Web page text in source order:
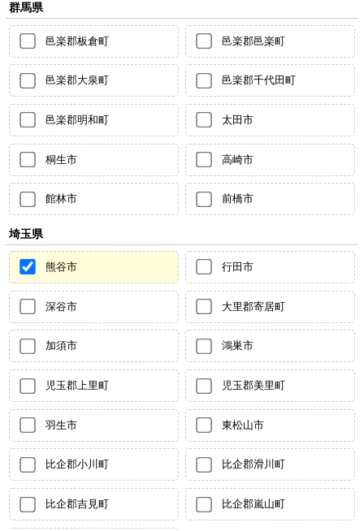
群馬県
邑楽郡板倉町 邑楽郡邑楽町
邑楽郡大泉町 邑楽郡千代田町
邑楽郡明和町 太田市
桐生市 高崎市
館林市 前橋市
埼玉県
熊谷市 行田市
深谷市 大里郡寄居町
加須市 鴻巣市
児玉郡上里町 児玉郡美里町
羽生市 東松山市
比企郡小川町 比企郡滑川町
比企郡吉見町 比企郡嵐山町